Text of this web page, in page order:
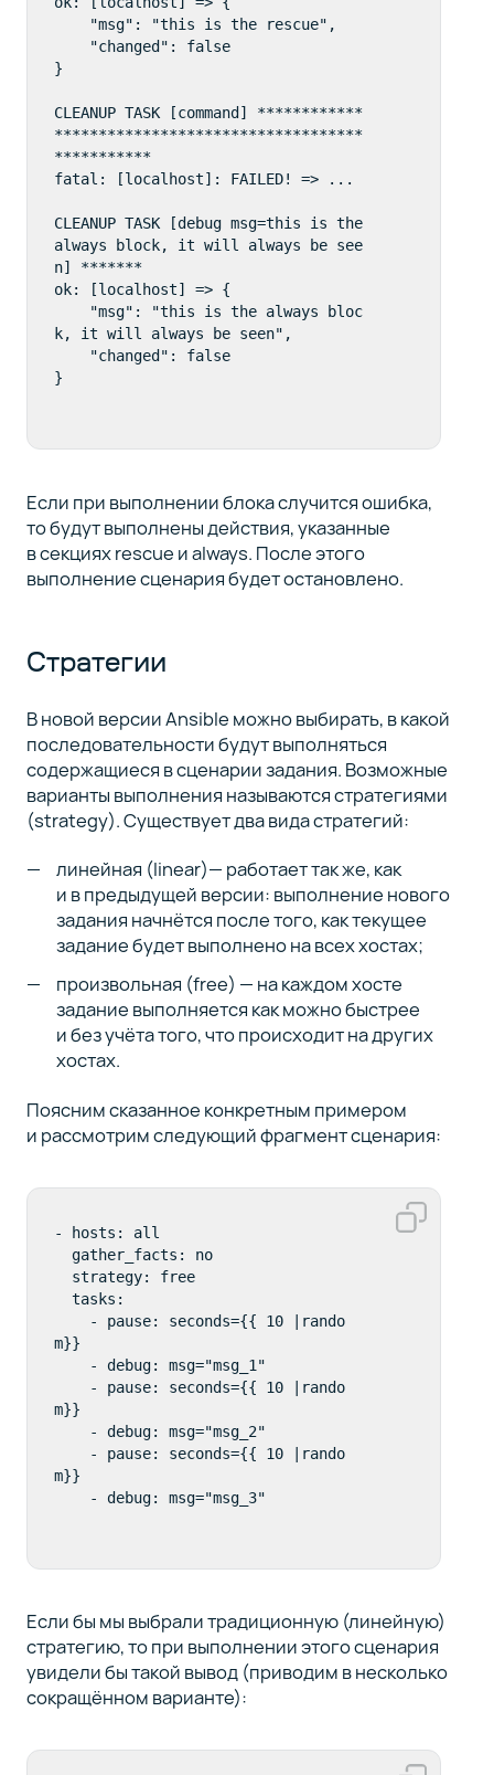
}
CLEANUP TASK [command] ************
***********************************
***********
fatal: [localhost]: FAILED! => ...
CLEANUP TASK [debug msg=this is the
always block, it will always be see
n] *******
ok: [localhost] => {
k, it will always be seen",
Если при выполнении блока случится ошибка,
то будут выполнены действия, указанные
в секциях rescue и always. После этого
выполнение сценария будет остановлено.
Стратегии
В новой версии Ansible можно выбирать, в какой
последовательности будут выполняться
содержащиеся в сценарии задания. Возможные
варианты выполнения называются стратегиями
(strategy). Существует два вида стратегий:
линейная (linear)— работает так же, как
и в предыдущей версии: выполнение нового
задания начнётся после того, как текущее
задание будет выполнено на всех хостах;
произвольная (free) — на каждом хосте
задание выполняется как можно быстрее
и без учёта того, что происходит на других
хостах.
Поясним сказанное конкретным примером
и рассмотрим следующий фрагмент сценария:
- hosts: all
m}}
m}}
m}}
Если бы мы выбрали традиционную (линейную)
стратегию, то при выполнении этого сценария
увидели бы такой вывод (приводим в несколько
сокращённом варианте):